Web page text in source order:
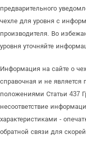
предварительного
чехле для уровня с
производителя. Во
уровня уточняйте
Информация на сайте о
справочная и не
положениями Статьи 437
несоответствие
характеристиками -
обратной связи для